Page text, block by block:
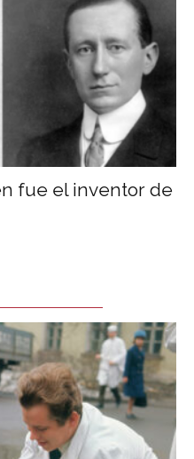
fue el inventor de